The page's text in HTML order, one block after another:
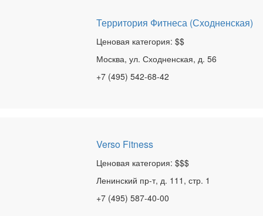
Территория Фитнеса (Сходненская)
Ценовая категория: $$
Москва, ул. Сходненская, д. 56
+7 (495) 542-68-42
Verso Fitness
Ценовая категория: $$$
Ленинский пр-т, д. 111, стр. 1
+7 (495) 587-40-00